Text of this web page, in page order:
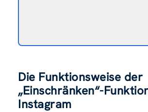
Die Funktionsweise der
„Einschränken“-
Instagram